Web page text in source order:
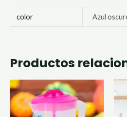
color Azul
Productos